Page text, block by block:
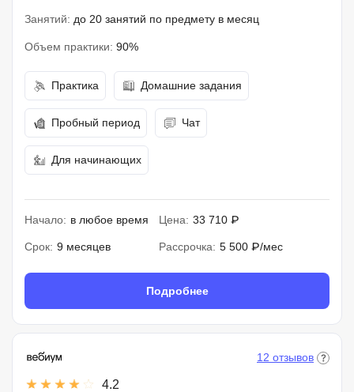
Занятий: до 20 занятий по предмету в месяц
Объем практики: 90%
Практика Домашние задания
Пробный период Чат
Для начинающих
Начало: в любое время Цена: 33 710 ₽
Срок: 9 месяцев Рассрочка: 5 500 ₽/мес
Подробнее
4.2
12 отзывов